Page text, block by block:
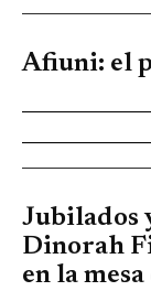
Afiuni: el
Jubilados
Dinorah
en la